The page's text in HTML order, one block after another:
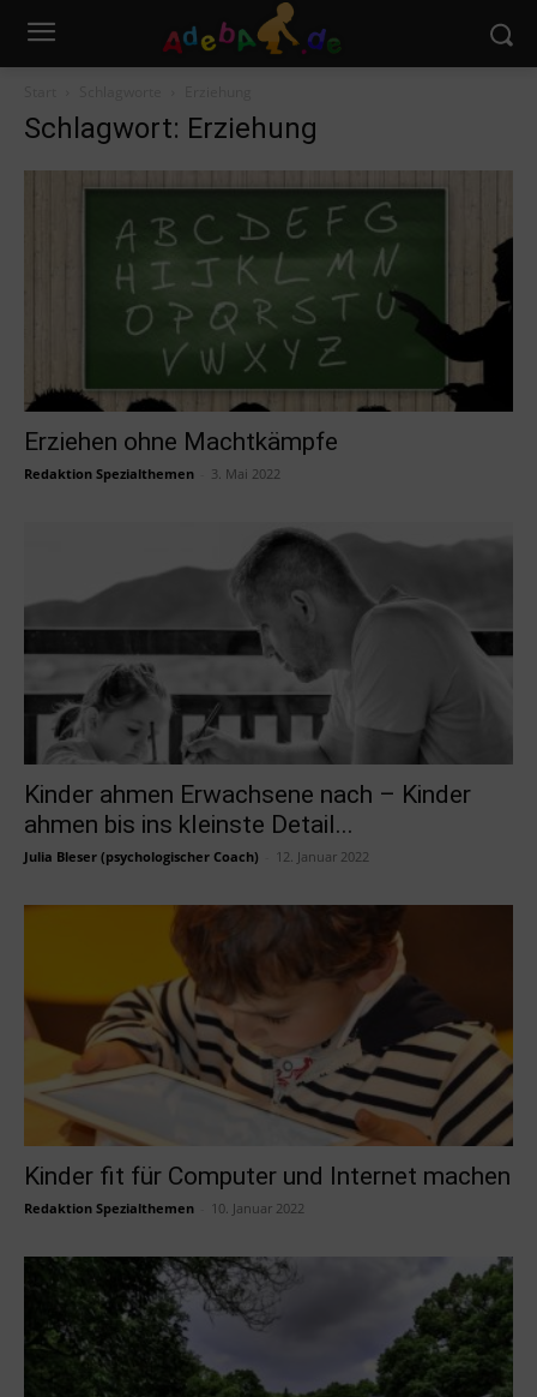
Schlagwort: Erziehung
Erziehen ohne Machtkämpfe
Redaktion Spezialthemen 3. Mai 2022
Kinder ahmen Erwachsene nach – Kinder
ahmen bis ins kleinste Detail...
Julia Bleser (psychologischer Coach) 12. Januar 2022
Kinder fit für Computer und Internet machen
Redaktion Spezialthemen 10. Januar 2022